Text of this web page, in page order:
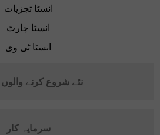
انسٹا تجزیات
انسٹا چارٹ
انسٹا ٹی وی
نئے شروع کرنے
سرمایہ کار